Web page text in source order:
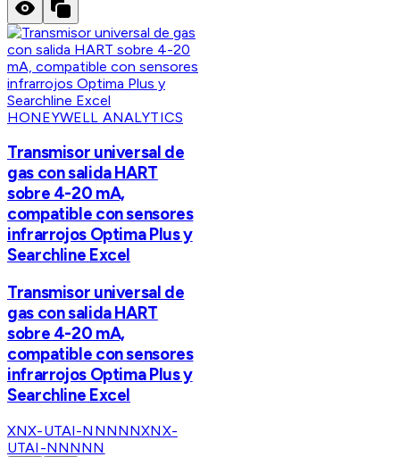
HONEYWELL ANALYTICS
Transmisor universal de
gas con salida HART
sobre 4-20 mA,
compatible con sensores
infrarrojos Optima Plus y
Searchline Excel
Transmisor universal de
gas con salida HART
sobre 4-20 mA,
compatible con sensores
infrarrojos Optima Plus y
Searchline Excel
XNX-UTAI-NNNNNXNX-
UTAI-NNNNN